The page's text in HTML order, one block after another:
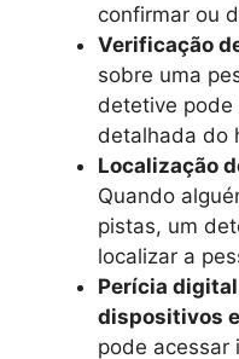
confirmar ou
Verificação
sobre uma
detetive pode
detalhada do
Localização
Quando
pistas, um
localizar a
Perícia
dispositivos
pode acessar